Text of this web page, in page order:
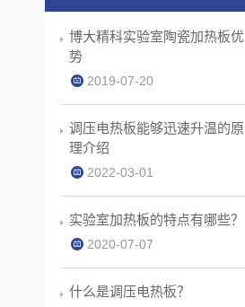
博大精科实验室陶瓷加热板优
势
2019-07-20
调压电热板能够迅速升温的原
理介绍
2022-03-01
实验室加热板的特点有哪些？
2020-07-07
什么是调压电热板？